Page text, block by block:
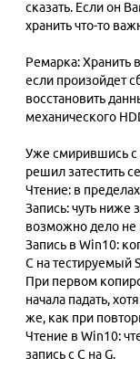
сказать. Если он
хранить что-то
Ремарка: Хранить
если произойдет
восстановить
механического
Уже смирившись с
решил затестить
Чтение: в
Запись: чуть ниже
возможно дело не
Запись в Win10:
С на тестируемый
При первом
начала падать,
же, как при
Чтение в Win10:
запись с C на G.